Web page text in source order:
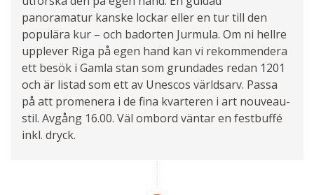
panoramatur kanske lockar eller en tur till den
populära kur – och badorten Jurmula. Om ni hellre
upplever Riga på egen hand kan vi rekommendera
ett besök i Gamla stan som grundades redan 1201
och är listad som ett av Unescos världsarv. Passa
på att promenera i de fina kvarteren i art nouveau-
stil. Avgång 16.00. Väl ombord väntar en festbuffé
inkl. dryck.